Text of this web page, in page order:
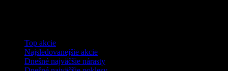
Top akcie
Najsledovanejšie akcie
Dnešné najväčšie nárasty